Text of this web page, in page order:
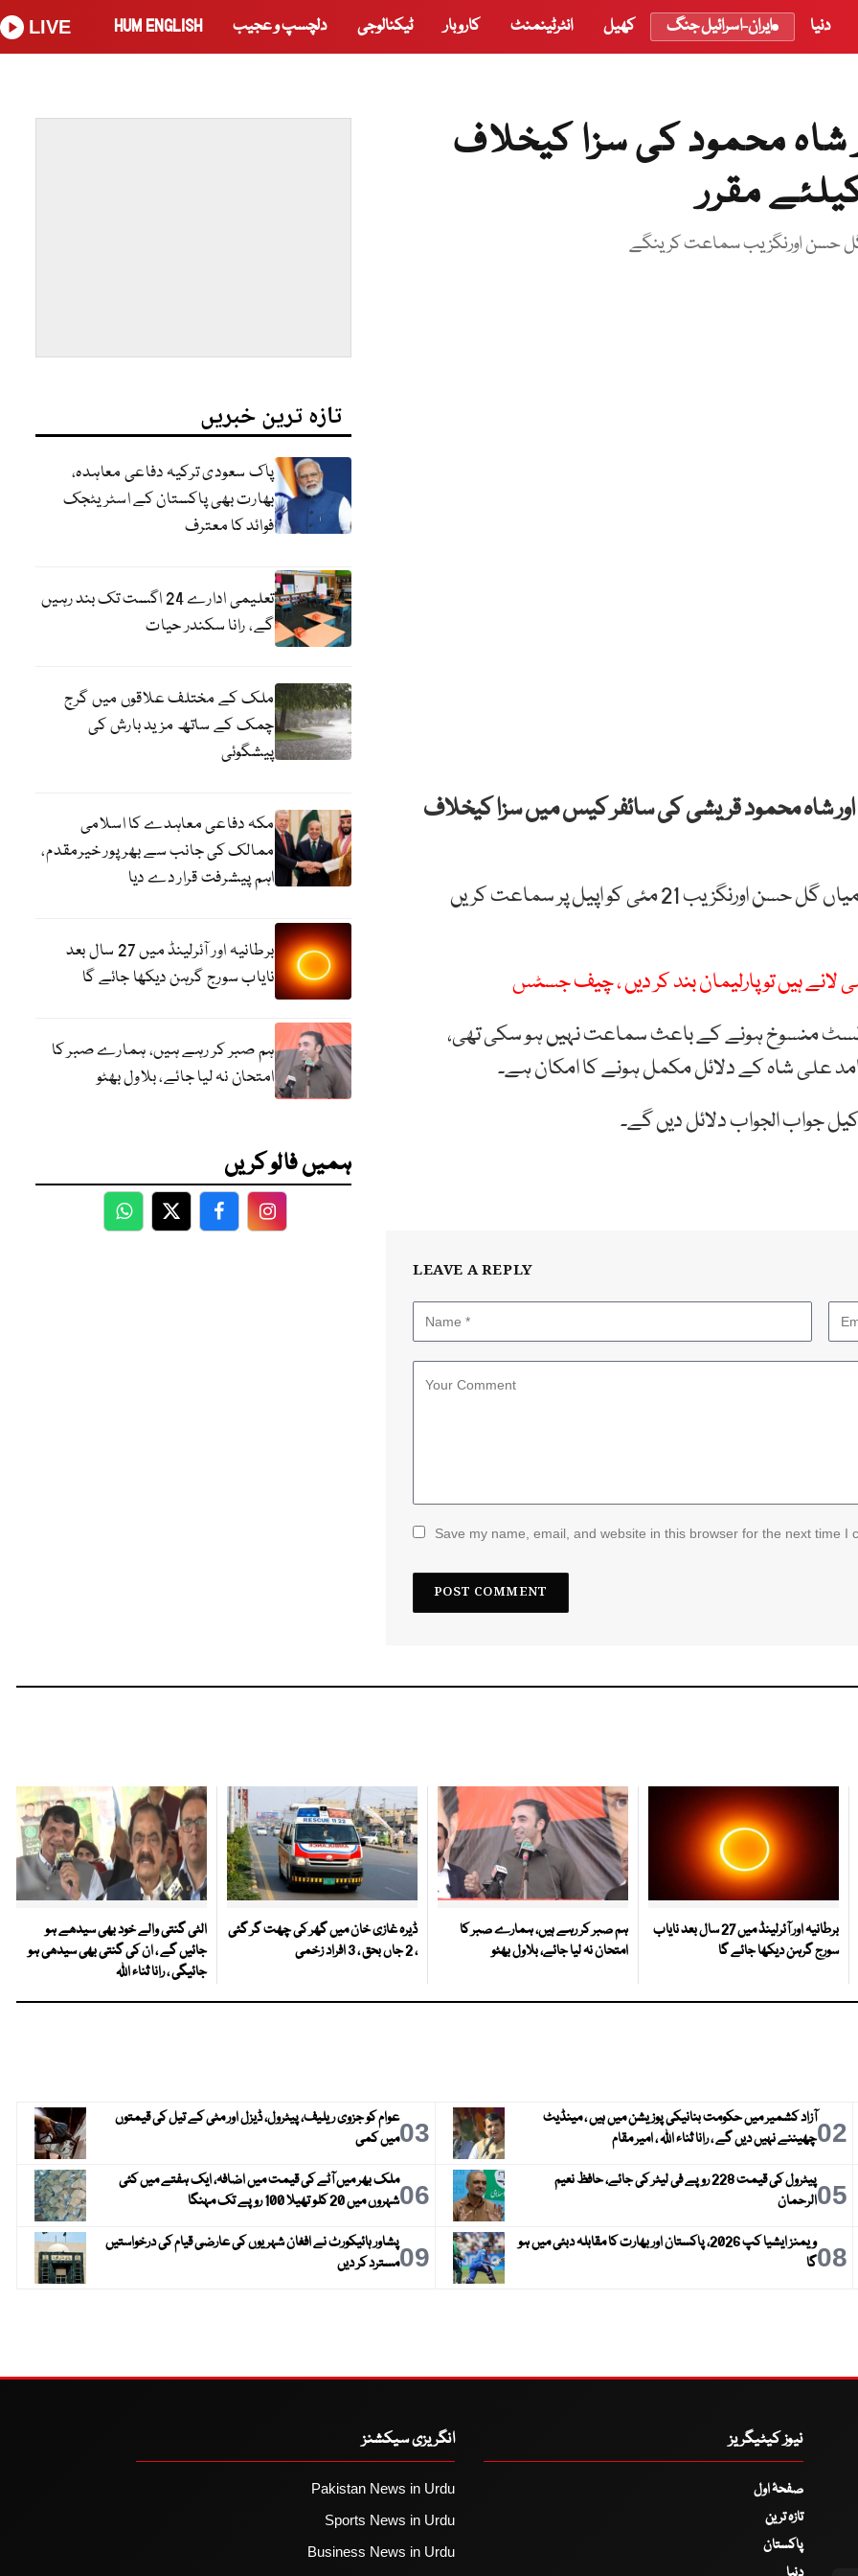
دنیا ایران-اسرائیل جنگ کھیل انٹرٹینمنٹ کاروبار ٹیکنالوجی دلچسپ و عجیب HUM ENGLISH
LIVE
شاہ محمود کی سزا کیخلاف
حسن اورنگزیب سماعت کرینگے
اور شاہ محمود قریشی کی سائفر کیس میں سزا کیخلاف
عدالت عالیہ کے چیف جسٹس عامر فاروق اور جسٹس میاں گل حسن اورنگزیب 21 مئی کو اپیل پر سماعت کریں
ہیں تو پارلیمان بند کر دیں ، چیف جسٹس
کازلسٹ منسوخ ہونے کے باعث سماعت نہیں ہو سکی تھی،
علی شاہ کے دلائل مکمل ہونے کا امکان ہے۔
جواب الجواب دلائل دیں گے۔
LEAVE A REPLY
Save my name, email, and website in this browser for the next time I
تازہ ترین خبریں
پاک سعودی ترکیہ دفاعی معاہدہ،
بھارت بھی پاکستان کے اسٹریٹجک
فوائد کا معترف
تعلیمی ادارے 24 اگست تک بند رہیں
گے، رانا سکندر حیات
ملک کے مختلف علاقوں میں گرج
چمک کے ساتھ مزید بارش کی
پیشگوئی
مکہ دفاعی معاہدے کا اسلامی
ممالک کی جانب سے بھرپور خیرمقدم،
اہم پیشرفت قرار دے دیا
برطانیہ اور آئرلینڈ میں 27 سال بعد
نایاب سورج گرہن دیکھا جائے گا
ہم صبر کر رہے ہیں، ہمارے صبر کا
امتحان نہ لیا جائے، بلاول بھٹو
ہمیں فالو کریں
WhatsApp
TwitterFacebookFacebook
برطانیہ اور آئرلینڈ میں 27 سال بعد نایاب
سورج گرہن دیکھا جائے گا
ہم صبر کر رہے ہیں، ہمارے صبر کا
امتحان نہ لیا جائے، بلاول بھٹو
ڈیرہ غازی خان میں گھر کی چھت گر گئی
، 2 جاں بحق ، 3 افراد زخمی
الٹی گنتی والے خود بھی سیدھے ہو
جائیں گے ، ان کی گنتی بھی سیدھی ہو
جائیگی ، رانا ثناء اللہ
02آزاد کشمیر میں حکومت بنانیکی پوزیشن میں ہیں ، مینڈیٹ
چھیننے نہیں دیں گے ، رانا ثناء اللہ ، امیر مقام
03عوام کو جزوی ریلیف، پیٹرول، ڈیزل اور مٹی کے تیل کی قیمتوں
میں کمی
05
پیٹرول کی قیمت 228 روپے فی لیٹر کی جائے، حافظ نعیم
الرحمان
06ملک بھر میں آٹے کی قیمت میں اضافہ، ایک ہفتے میں کئی
شہروں میں 20 کلو تھیلا 100 روپے تک مہنگا
08
ویمنز ایشیا کپ 2026، پاکستان اور بھارت کا مقابلہ دبئی میں ہو
گا
09پشاور ہائیکورٹ نے افغان شہریوں کی عارضی قیام کی درخواستیں
مسترد کر دیں
نیوز کیٹیگریز
صفحۂ اول
تازہ ترین
پاکستان
انگریزی سیکشنز
Pakistan News in Urdu
Sports News in Urdu
Business News in Urdu